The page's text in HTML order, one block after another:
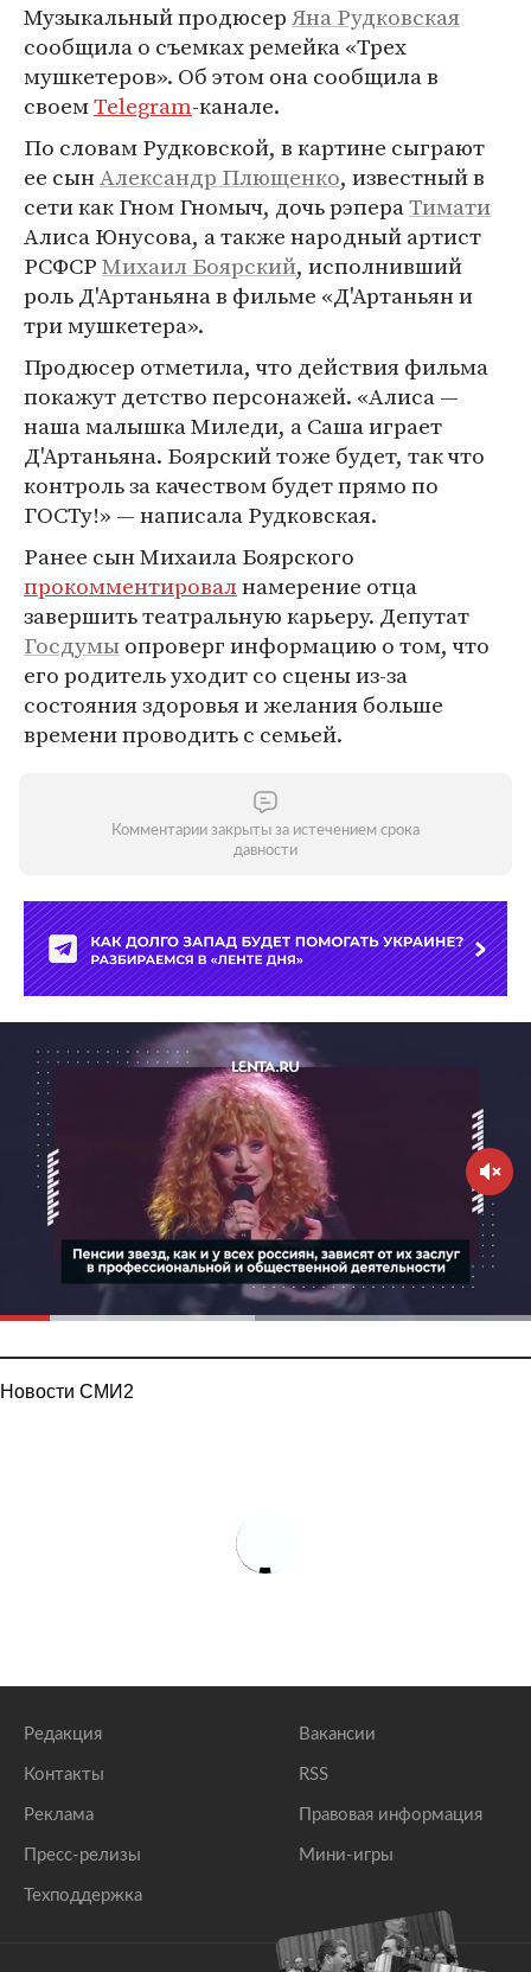
Музыкальный продюсерЯна Рудковская
сообщила о съемках ремейка «Трех
мушкетеров». Об этом она сообщила в
своемTelegram-канале.
По словам Рудковской, в картине сыграют
ее сынАлександр Плющенко, известный в
сети как Гном Гномыч, дочь рэпераТимати
Алиса Юнусова, а также народный артист
РСФСРМихаил Боярский, исполнивший
роль Д'Артаньяна в фильме «Д'Артаньян и
три мушкетера».
Продюсер отметила, что действия фильма
покажут детство персонажей. «Алиса —
наша малышка Миледи, а Саша играет
Д'Артаньяна. Боярский тоже будет, так что
контроль за качеством будет прямо по
ГОСТу!» — написала Рудковская.
Ранее сын Михаила Боярского
прокомментировалнамерение отца
завершить театральную карьеру. Депутат
Госдумыопроверг информацию о том, что
его родитель уходит со сцены из-за
состояния здоровья и желания больше
времени проводить с семьей.
Комментарии закрыты за истечением срока
давности
Новости СМИ2
Редакция
Контакты
Реклама
Пресс-релизы
Техподдержка
Вакансии
RSS
Правовая информация
Мини-игры